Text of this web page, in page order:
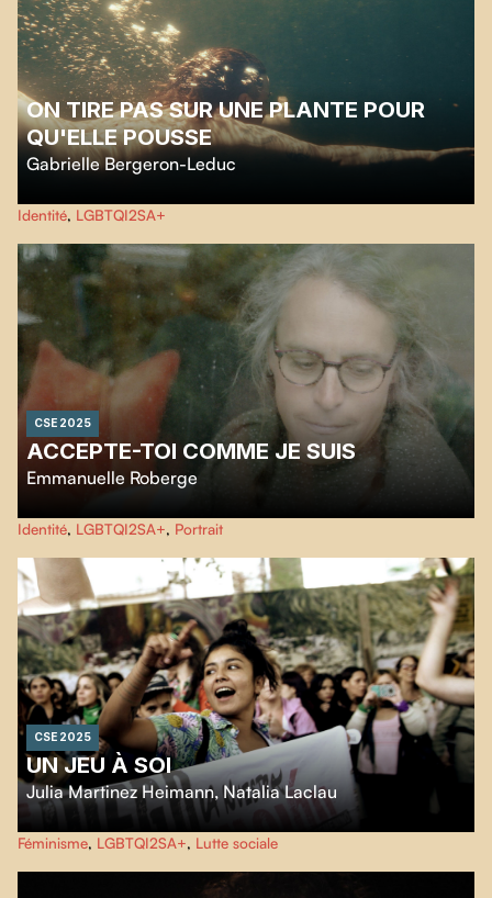
ON TIRE PAS SUR UNE PLANTE POUR
QU'ELLE POUSSE
Gabrielle Bergeron-Leduc
Le temps d'un été en Haute-Gaspésie, Rosie-Roch se confie sur son rapport
complexe à son corps et sur le déploiement récent de son identité.
Identité, LGBTQI2SA+
CSE 2025
ACCEPTE-TOI COMME JE SUIS
Emmanuelle Roberge
Rencontre intime avec Élise, une femme transgenre vivant aux Îles-de-la-
Madeleine.
Identité, LGBTQI2SA+, Portrait
CSE 2025
UN JEU À SOI
Julia Martinez Heimann,Natalia Laclau
À Buenos Aires, Lorena, Juliana et Luci, footballeuses et féministes, luttent
pour leurs rêves et un espace symbolique.
Féminisme, LGBTQI2SA+, Lutte sociale